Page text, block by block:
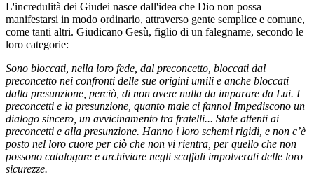
L'incredulità dei Giudei nasce dall'idea che Dio non possa
manifestarsi in modo ordinario, attraverso gente semplice e comune,
come tanti altri. Giudicano Gesù, figlio di un falegname, secondo le
loro categorie:
Sono bloccati, nella loro fede, dal preconcetto, bloccati dal
preconcetto nei confronti delle sue origini umili e anche bloccati
dalla presunzione, perciò, di non avere nulla da imparare da Lui. I
preconcetti e la presunzione, quanto male ci fanno! Impediscono un
dialogo sincero, un avvicinamento tra fratelli... State attenti ai
preconcetti e alla presunzione. Hanno i loro schemi rigidi, e non c’è
posto nel loro cuore per ciò che non vi rientra, per quello che non
possono catalogare e archiviare negli scaffali impolverati delle loro
sicurezze.